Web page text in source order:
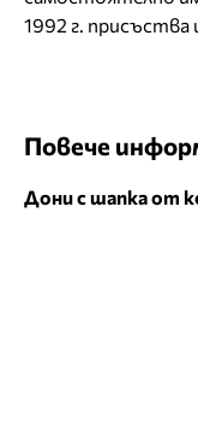
1992 г. присъства
Повече
Дони с шапка от